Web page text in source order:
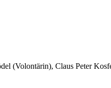
(Volontärin), Claus Peter